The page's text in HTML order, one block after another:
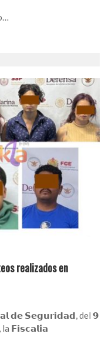
realizados en
𝗱𝗲 𝗦𝗲𝗴𝘂𝗿𝗶𝗱𝗮𝗱, del 𝟵
𝗙𝗶𝘀𝗰𝗮𝗹𝗶́𝗮